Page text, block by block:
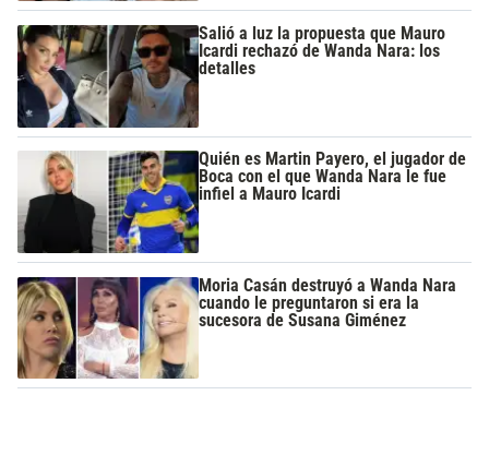
Salió a luz la propuesta que Mauro
Icardi rechazó de Wanda Nara: los
detalles
Quién es Martin Payero, el jugador de
Boca con el que Wanda Nara le fue
infiel a Mauro Icardi
Moria Casán destruyó a Wanda Nara
cuando le preguntaron si era la
sucesora de Susana Giménez